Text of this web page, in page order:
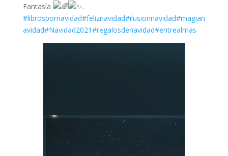
Fantasía
.
#librospornavidad#feliznavidad#ilusionnavidad#magian
avidad#Navidad2021#regalosdenavidad#entrealmas